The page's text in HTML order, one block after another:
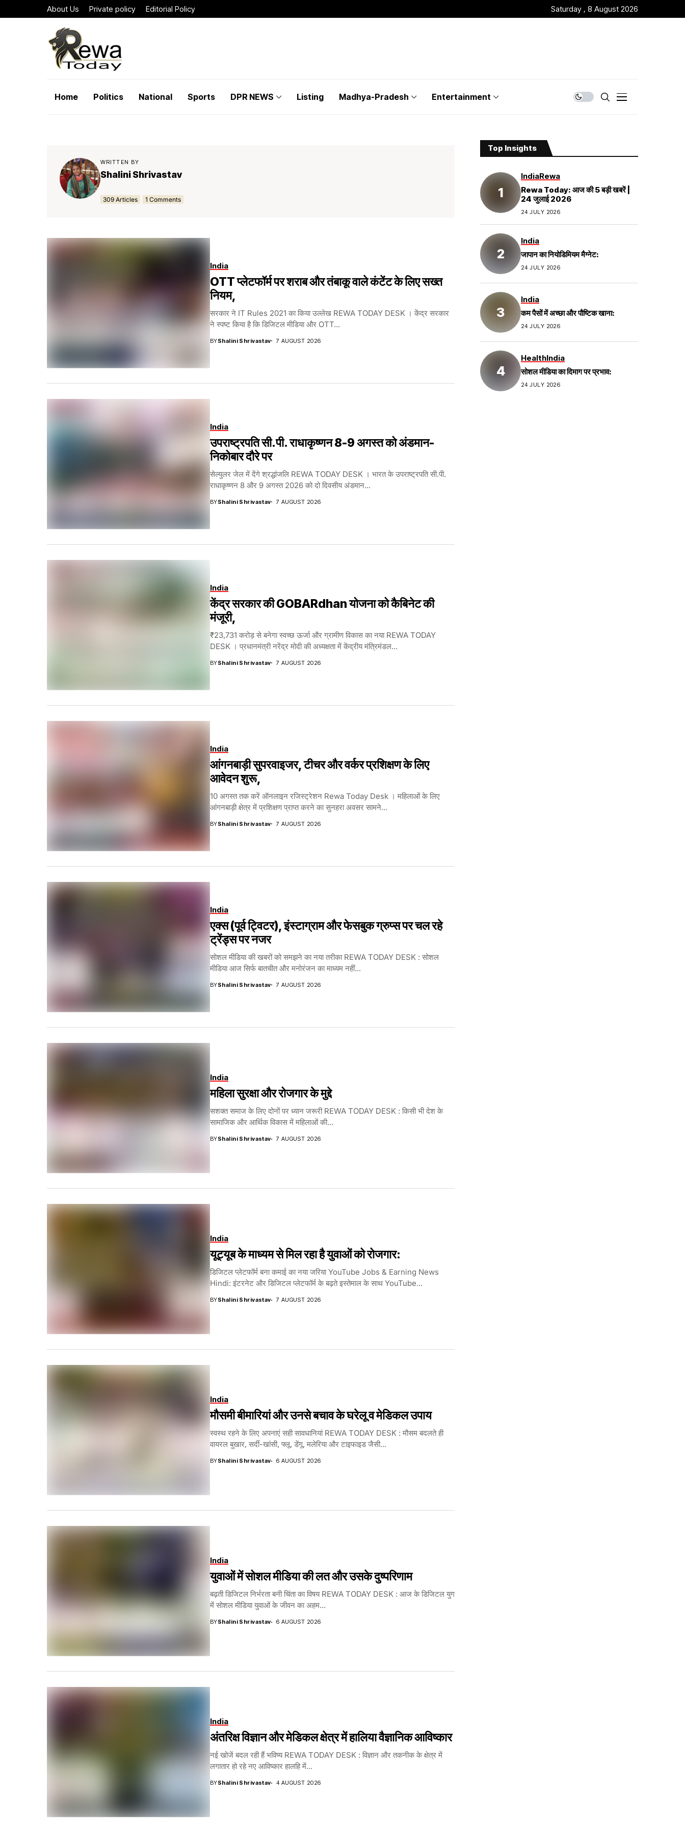
About Us Private policy Editorial Policy Saturday , 8 August 2026
Home Politics National Sports DPR NEWS Listing Madhya-Pradesh Entertainment
WRITTEN BY
Shalini Shrivastav
309 Articles 1 Comments
India
OTT प्लेटफॉर्म पर शराब और तंबाकू वाले कंटेंट के लिए सख्त
नियम,
सरकार ने IT Rules 2021 का किया उल्लेख REWA TODAY DESK । केंद्र सरकार
ने स्पष्ट किया है कि डिजिटल मीडिया और OTT...
BYShalini Shrivastav 7 AUGUST 2026
India
उपराष्ट्रपति सी.पी. राधाकृष्णन 8-9 अगस्त को अंडमान-
निकोबार दौरे पर
सेल्युलर जेल में देंगे श्रद्धांजलि REWA TODAY DESK । भारत के उपराष्ट्रपति सी.पी.
राधाकृष्णन 8 और 9 अगस्त 2026 को दो दिवसीय अंडमान...
BYShalini Shrivastav 7 AUGUST 2026
India
केंद्र सरकार की GOBARdhan योजना को कैबिनेट की
मंजूरी,
₹23,731 करोड़ से बनेगा स्वच्छ ऊर्जा और ग्रामीण विकास का नया REWA TODAY
DESK । प्रधानमंत्री नरेंद्र मोदी की अध्यक्षता में केंद्रीय मंत्रिमंडल...
BYShalini Shrivastav 7 AUGUST 2026
India
आंगनबाड़ी सुपरवाइजर, टीचर और वर्कर प्रशिक्षण के लिए
आवेदन शुरू,
10 अगस्त तक करें ऑनलाइन रजिस्ट्रेशन Rewa Today Desk । महिलाओं के लिए
आंगनबाड़ी क्षेत्र में प्रशिक्षण प्राप्त करने का सुनहरा अवसर सामने...
BYShalini Shrivastav 7 AUGUST 2026
India
एक्स (पूर्व ट्विटर), इंस्टाग्राम और फेसबुक ग्रुप्स पर चल रहे
ट्रेंड्स पर नजर
सोशल मीडिया की खबरों को समझने का नया तरीका REWA TODAY DESK : सोशल
मीडिया आज सिर्फ बातचीत और मनोरंजन का माध्यम नहीं...
BYShalini Shrivastav 7 AUGUST 2026
India
महिला सुरक्षा और रोजगार के मुद्दे
सशक्त समाज के लिए दोनों पर ध्यान जरूरी REWA TODAY DESK : किसी भी देश के
सामाजिक और आर्थिक विकास में महिलाओं की...
BYShalini Shrivastav 7 AUGUST 2026
India
यूट्यूब के माध्यम से मिल रहा है युवाओं को रोजगार:
डिजिटल प्लेटफॉर्म बना कमाई का नया जरिया YouTube Jobs & Earning News
Hindi: इंटरनेट और डिजिटल प्लेटफॉर्म के बढ़ते इस्तेमाल के साथ YouTube...
BYShalini Shrivastav 7 AUGUST 2026
India
मौसमी बीमारियां और उनसे बचाव के घरेलू व मेडिकल उपाय
स्वस्थ रहने के लिए अपनाएं सही सावधानियां REWA TODAY DESK : मौसम बदलते ही
वायरल बुखार, सर्दी-खांसी, फ्लू, डेंगू, मलेरिया और टाइफाइड जैसी...
BYShalini Shrivastav 6 AUGUST 2026
India
युवाओं में सोशल मीडिया की लत और उसके दुष्परिणाम
बढ़ती डिजिटल निर्भरता बनी चिंता का विषय REWA TODAY DESK : आज के डिजिटल युग
में सोशल मीडिया युवाओं के जीवन का अहम...
BYShalini Shrivastav 6 AUGUST 2026
India
अंतरिक्ष विज्ञान और मेडिकल क्षेत्र में हालिया वैज्ञानिक आविष्कार
नई खोजें बदल रही हैं भविष्य REWA TODAY DESK : विज्ञान और तकनीक के क्षेत्र में
लगातार हो रहे नए आविष्कार हालहि में...
BYShalini Shrivastav 4 AUGUST 2026
Top Insights
IndiaRewa
Rewa Today: आज की 5 बड़ी खबरें |
24 जुलाई 2026
24 JULY 2026
India
जापान का नियोडिमियम मैग्नेट:
24 JULY 2026
India
कम पैसों में अच्छा और पौष्टिक खाना:
24 JULY 2026
HealthIndia
सोशल मीडिया का दिमाग पर प्रभाव:
24 JULY 2026